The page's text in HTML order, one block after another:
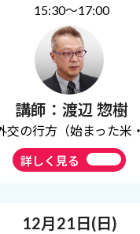
15:30～17:00
講師：渡辺 惣樹
交の行方（始まった米
詳しく見る
12月21日(日)